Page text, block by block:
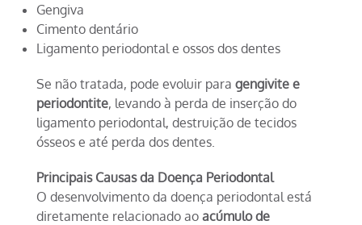
Gengiva
Cimento dentário
Ligamento periodontal e ossos dos dentes
Se não tratada, pode evoluir para gengivite e
periodontite, levando à perda de inserção do
ligamento periodontal, destruição de tecidos
ósseos e até perda dos dentes.
Principais Causas da Doença Periodontal
O desenvolvimento da doença periodontal está
diretamente relacionado ao acúmulo de